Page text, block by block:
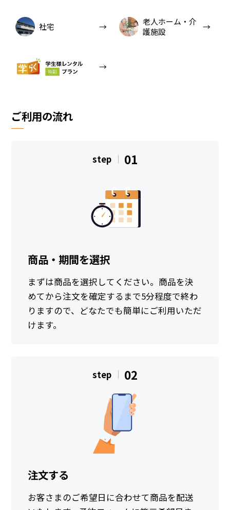
社宅
老人ホーム・介
護施設
ご利用の流れ
step 01
商品・期間を選択
まずは商品を選択してください。商品を決
めてから注文を確定するまで5分程度で終わ
りますので、どなたでも簡単にご利用いただ
けます。
step 02
注文する
お客さまのご希望日に合わせて商品を配送